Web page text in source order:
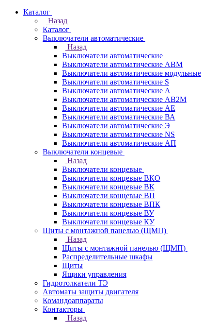
Каталог
Назад
Каталог
Выключатели автоматические
Назад
Выключатели автоматические
Выключатели автоматические АВМ
Выключатели автоматические модульные
Выключатели автоматические S
Выключатели автоматические А
Выключатели автоматические АВ2М
Выключатели автоматические АЕ
Выключатели автоматические ВА
Выключатели автоматические Э
Выключатели автоматические NS
Выключатели автоматические АП
Выключатели концевые
Назад
Выключатели концевые
Выключатели концевые ВКО
Выключатели концевые ВК
Выключатели концевые ВП
Выключатели концевые ВПК
Выключатели концевые ВУ
Выключатели концевые КУ
Щиты с монтажной панелью (ЩМП)
Назад
Щиты с монтажной панелью (ЩМП)
Распределительные шкафы
Щиты
Ящики управления
Гидротолкатели ТЭ
Автоматы защиты двигателя
Командоаппараты
Контакторы
Назад